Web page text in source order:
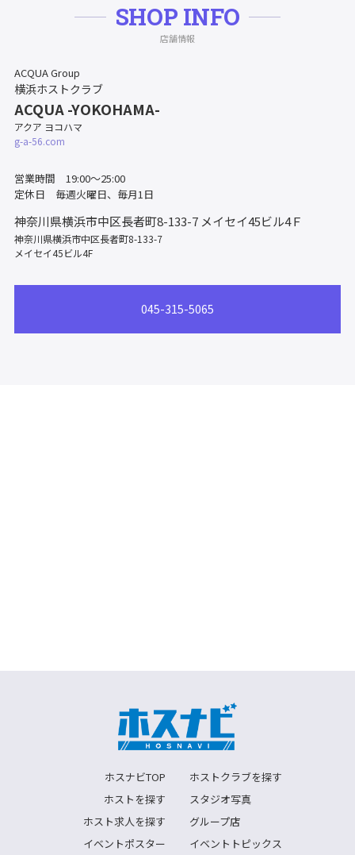
SHOP INFO
店舗情報
ACQUA Group
横浜ホストクラブ
ACQUA -YOKOHAMA-
アクア ヨコハマ
g-a-56.com
営業時間 19:00～25:00
定休日 毎週火曜日、毎月1日
神奈川県横浜市中区長者町8-133-7 メイセイ45ビル4Ｆ
神奈川県横浜市中区長者町8-133-7
メイセイ45ビル4F
045-315-5065
ホスナビTOP
ホストクラブを探す
ホストを探す
スタジオ写真
ホスト求人を探す
グループ店
イベントポスター
イベントトピックス